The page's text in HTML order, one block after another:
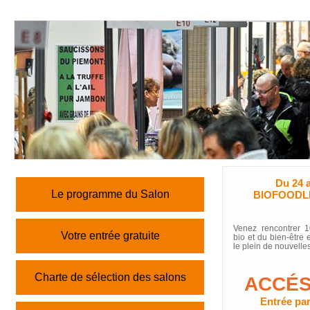
Le programme du Salon
Votre entrée gratuite
Charte de sélection des salons
Du 24
Venez rencontrer
bio et du bien-être
le plein de
Entrée